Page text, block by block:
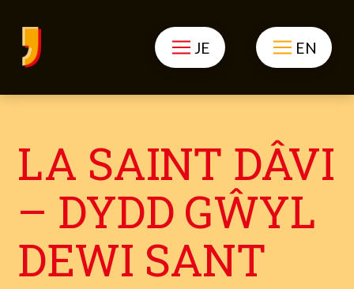
JE EN
LA SAINT DÂVI
– DYDD GŴYL
DEWI SANT